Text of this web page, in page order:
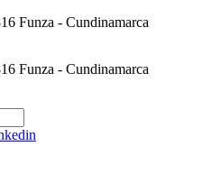
Funza - Cundinamarca
Funza - Cundinamarca